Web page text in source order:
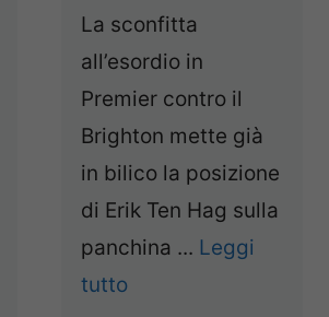
La sconfitta
all’esordio in
Premier contro il
Brighton mette già
in bilico la posizione
di Erik Ten Hag sulla
panchina ... Leggi
tutto